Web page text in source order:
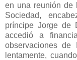
en una reunión de
Sociedad,
príncipe Jorge de
accedió a
observaciones
lentamente,